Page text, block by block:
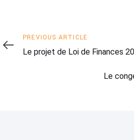
Previous
Article
PREVIOUS ARTICLE
Le projet de Loi de Finances
Article
Le